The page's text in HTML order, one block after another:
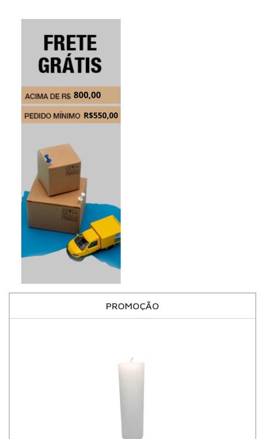
PROMOÇÃO